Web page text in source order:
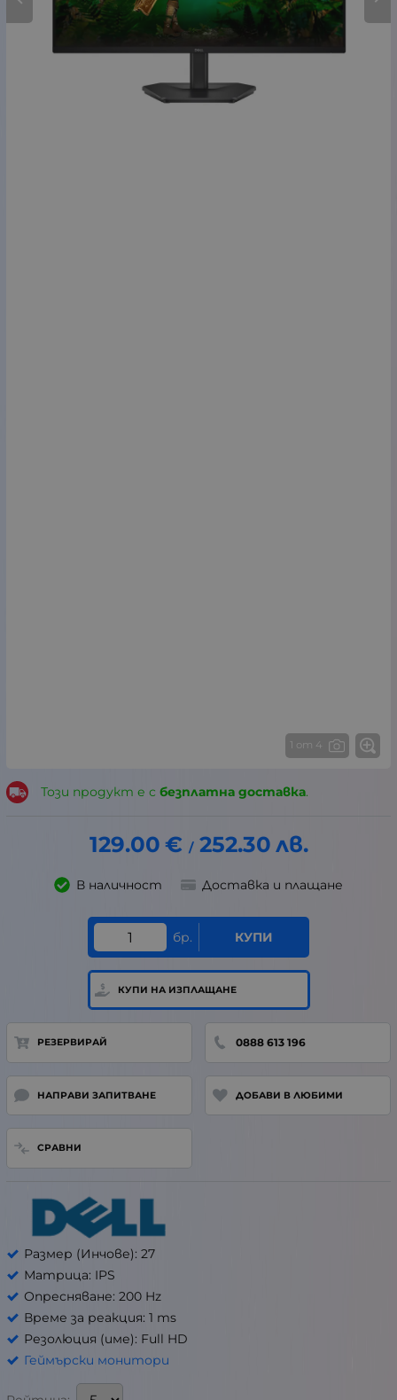
1 от 4
Този продукт е с безплатна доставка.
129.00 € / 252.30 лв.
В наличност Доставка и плащане
бр. КУПИ
КУПИ НА ИЗПЛАЩАНЕ
РЕЗЕРВИРАЙ 0888 613 196
НАПРАВИ ЗАПИТВАНЕ ДОБАВИ В ЛЮБИМИ
СРАВНИ
Размер (Инчове): 27
Матрица: IPS
Опресняване: 200 Hz
Време за реакция: 1 ms
Резолюция (име): Full HD
Геймърски монитори